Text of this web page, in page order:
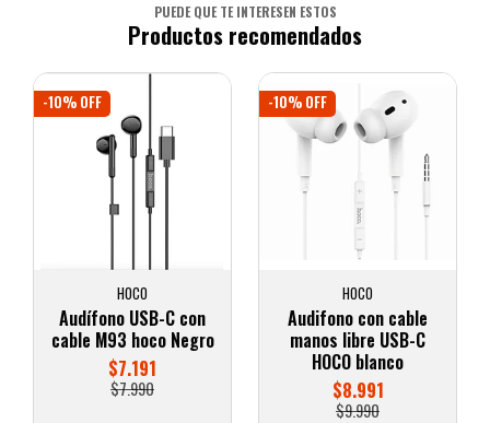
PUEDE QUE TE INTERESEN ESTOS
Productos recomendados
-10% OFF
HOCO
Audífono USB-C con
cable M93 hoco Negro
$7.191
$7.990
-10% OFF
HOCO
Audifono con cable
manos libre USB-C
HOCO blanco
$8.991
$9.990